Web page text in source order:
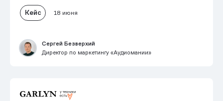
Кейс 18 июня
Сергей Безверхий
Директор по маркетингу «Аудиомании»